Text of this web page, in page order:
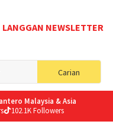
LANGGAN NEWSLETTER
Carian
for:
Malaysia & Asia
102.1K Followers